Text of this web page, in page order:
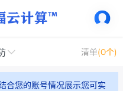
清单(0个)
合您的账号情况展示您可实